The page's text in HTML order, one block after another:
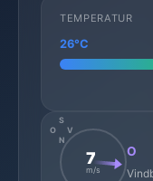
TEMPERATUR
26°C
N
S
O
V
7
m/s
O